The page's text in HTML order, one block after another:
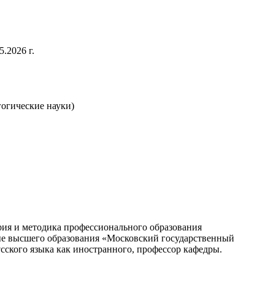
г.
науки)
и методика профессионального образования
высшего образования «Московский государственный
языка как иностранного, профессор кафедры.